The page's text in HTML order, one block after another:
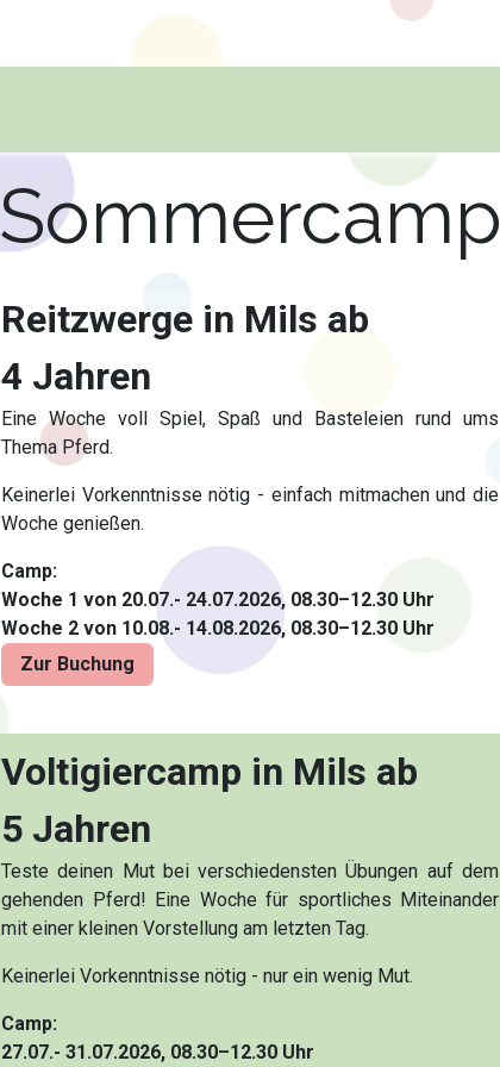
Sommercamp
Reitzwerge in Mils ab
4 Jahren
Eine Woche voll Spiel, Spaß und Basteleien rund ums
Thema Pferd.
Keinerlei Vorkenntnisse nötig - einfach mitmachen und die
Woche genießen.
Camp:
Woche 1 von 20.07.- 24.07.2026, 08.30–12.30 Uhr
Woche 2 von 10.08.- 14.08.2026, 08.30–12.30 Uhr
Zur Buchung
Voltigiercamp in Mils ab
5 Jahren
Teste deinen Mut bei verschiedensten Übungen auf dem
gehenden Pferd! Eine Woche für sportliches Miteinander
mit einer kleinen Vorstellung am letzten Tag.
Keinerlei Vorkenntnisse nötig - nur ein wenig Mut.
Camp:
27.07.- 31.07.2026, 08.30–12.30 Uhr